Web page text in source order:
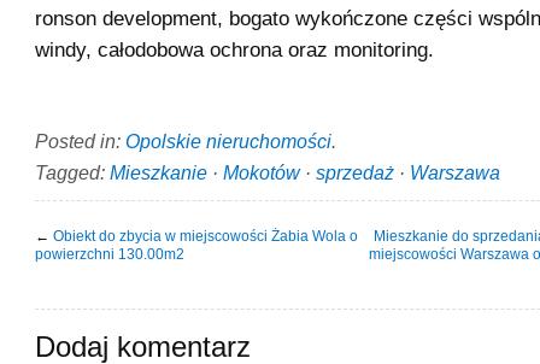
ronson development, bogato wykończone części
windy, całodobowa ochrona oraz monitoring.
Posted in: Opolskie nieruchomości.
Tagged: Mieszkanie · Mokotów· sprzedaż · Warszawa
← Obiekt do zbycia w miejscowości Żabia Wola o
powierzchni 130.00m2
Mieszkanie do
miejscowości Warszawa
Dodaj komentarz